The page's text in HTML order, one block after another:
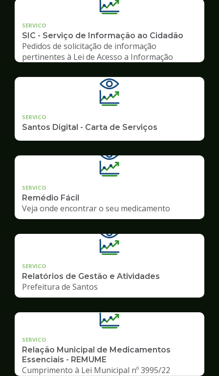
SERVICO
SIC - Serviço de Informação ao Cidadão
Pedidos de solicitação de informação
pertinentes à Lei de Acesso a Informação
SERVICO
Santos Digital - Carta de Serviços
SERVICO
Remédio Fácil
Veja onde encontrar o seu medicamento
SERVICO
Relatórios de Gestão e Atividades
Prefeitura de Santos
SERVICO
Relação Municipal de Medicamentos
Essenciais - REMUME
Cumprimento à Lei Municipal nº 3995/22